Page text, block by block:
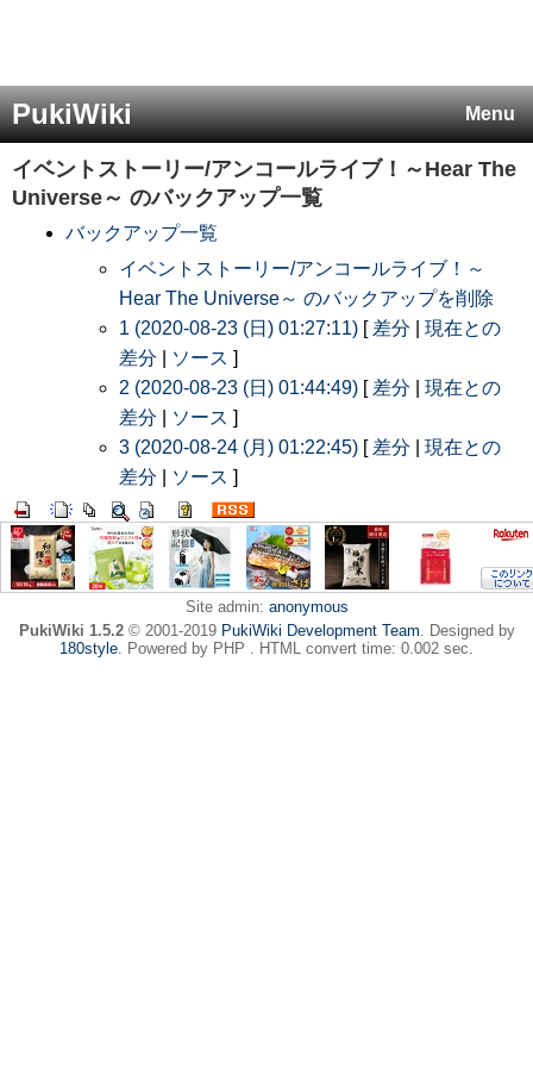
Menu
PukiWiki
イベントストーリー/アンコールライブ！～Hear The
Universe～ のバックアップ一覧
バックアップ一覧
イベントストーリー/アンコールライブ！～
Hear The Universe～ のバックアップを削除
1 (2020-08-23 (日) 01:27:11) [ 差分
現在との
差分
ソース ]
2 (2020-08-23 (日) 01:44:49) [ 差分
現在との
差分
ソース ]
3 (2020-08-24 (月) 01:22:45) [ 差分
現在との
差分
ソース ]
Site admin: anonymous
PukiWiki 1.5.2© 2001-2019 PukiWiki Development Team. Designed by
180style. Powered by PHP . HTML convert time: 0.002 sec.